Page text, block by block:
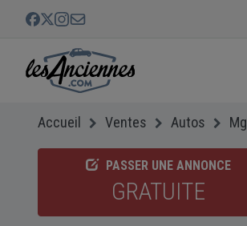
Accueil Ventes Autos Mg
PASSER UNE ANNONCE
GRATUITE